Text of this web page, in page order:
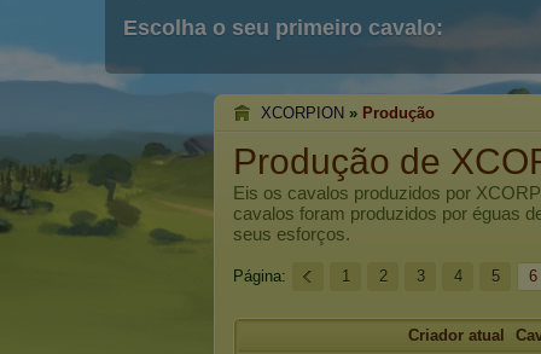
Escolha o seu primeiro cavalo:
XCORPION » Produção
Produção de
Eis os cavalos produzidos por
cavalos foram produzidos por éguas
seus esforços.
Página: 1 2 3 4 5 6
Criador atual